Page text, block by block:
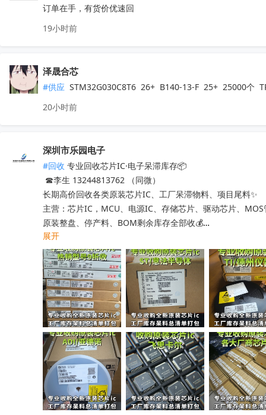
订单在手，有货价优速回
19小时前
泽晟合芯
#供应 STM32G030C8T6  26+  B140-13-F  25+  25000个
20小时前
深圳市乐园电子
#回收 专业回收芯片IC·电子呆滞库存📦
☎李生 13244813762 （同微）
长期高价回收各类原装芯片IC、工厂呆滞物料、项目尾料✨
主营：芯片IC，MCU、电源IC、存储芯片、驱动芯片、
原装整盘、停产料、BOM剩余库存全部收💰
工厂清仓、项目取消、仓库积压、过期呆滞物料均可处理
专业人员上门清点核验，报价透明无套路，现款现结不压款
小批量散料、大批量整仓囤货统一打包回收，全程保密处理
快速清空仓库，释放仓储空间，高效盘活闲置物料回笼资金
覆盖全国上门收货，珠三角、深圳区域当日上门看货📱
只需提供型号、数量、实物照片，免费快速精准估价
无中间商层层压价，出价高于同行，一站式清库存省心省力
有闲置电子库存欢迎随时联系洽谈！
收起
展开